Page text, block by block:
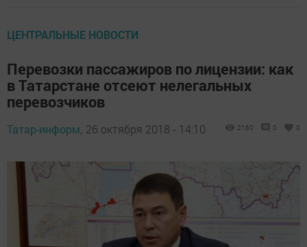
ЦЕНТРАЛЬНЫЕ НОВОСТИ
Перевозки пассажиров по лицензии: как
в Татарстане отсеют нелегальных
перевозчиков
Татар-информ, 26 октября 2018 - 14:10 2160 0 0